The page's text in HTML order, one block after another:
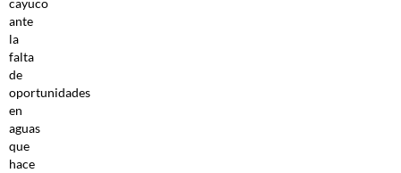
cayuco
ante
la
falta
de
oportunidades
en
aguas
que
hace